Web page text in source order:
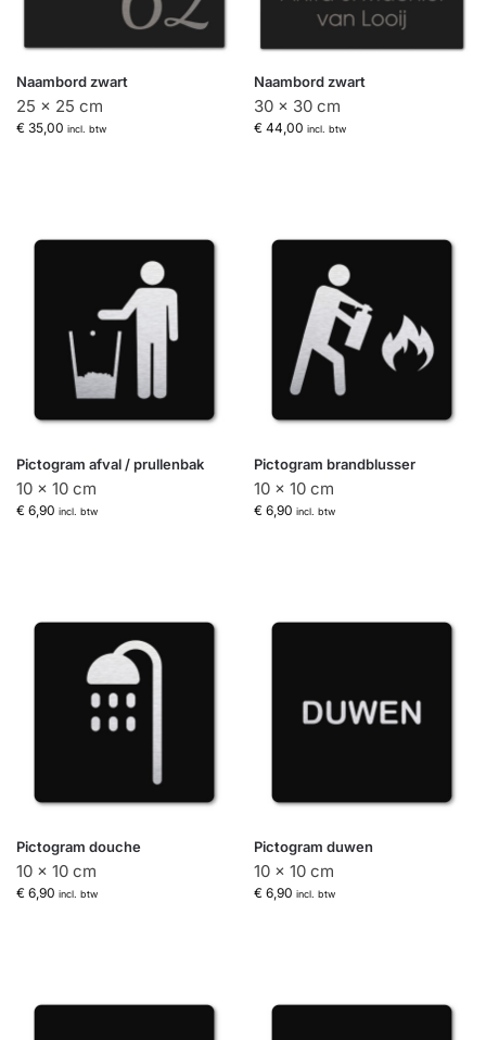
Naambord zwart
25 x 25 cm
€ 35,00 incl. btw
Naambord zwart
30 x 30 cm
€ 44,00 incl. btw
Pictogram afval / prullenbak
10 x 10 cm
€ 6,90 incl. btw
Pictogram brandblusser
10 x 10 cm
€ 6,90 incl. btw
Pictogram douche
10 x 10 cm
€ 6,90 incl. btw
Pictogram duwen
10 x 10 cm
€ 6,90 incl. btw